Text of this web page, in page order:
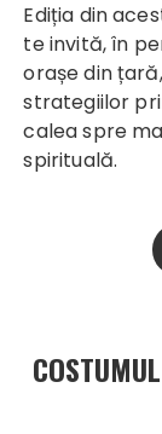
Ediția din
te invită, în
orașe din
strategiilor
calea spre
spirituală.